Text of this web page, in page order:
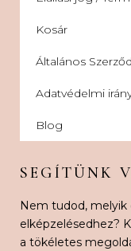
Kosár
Általános
Adatvédelmi
Blog
SEGÍTÜNK
Nem tudod, melyik
elképzelésedhez?
a tökéletes